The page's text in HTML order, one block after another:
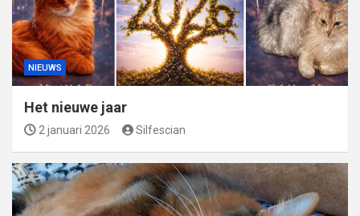
NIEUWS
Het nieuwe jaar
2 januari 2026 Silfescian